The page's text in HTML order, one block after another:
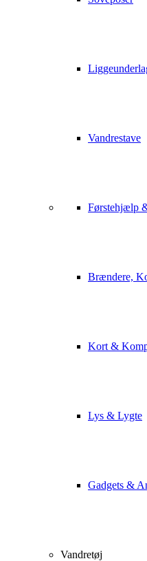
Vandrestave
Førstehjælp
Brændere,
Kort &
Lys & Lygte
Gadgets &
Vandretøj